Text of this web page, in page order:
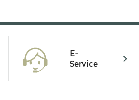
E-
Service